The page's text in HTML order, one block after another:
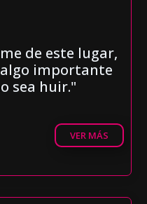
de este lugar,
importante
sea huir."
VER MÁS